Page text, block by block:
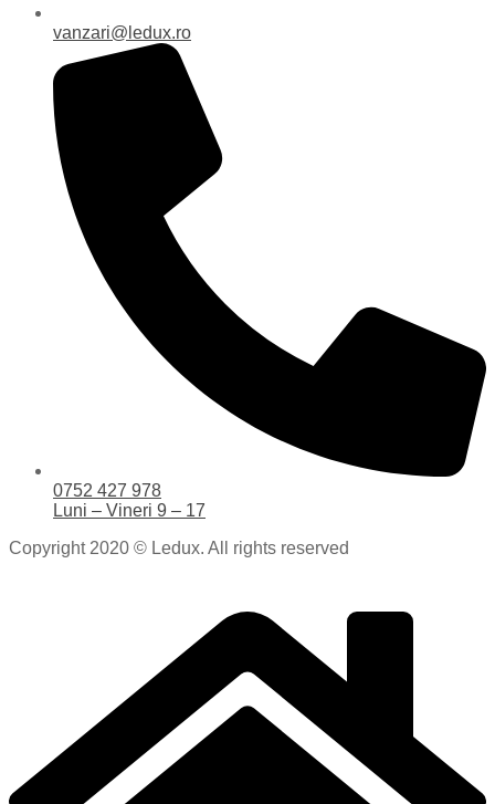
vanzari@ledux.ro
0752 427 978
Luni – Vineri 9 – 17
Copyright 2020 © Ledux. All rights reserved